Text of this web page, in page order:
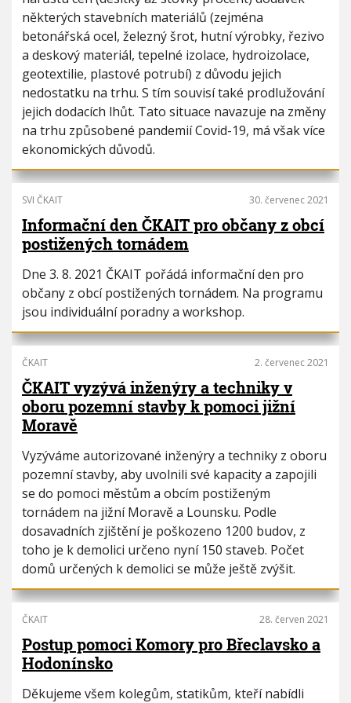
některých stavebních materiálů (zejména
betonářská ocel, železný šrot, hutní výrobky, řezivo
a deskový materiál, tepelné izolace, hydroizolace,
geotextilie, plastové potrubí) z důvodu jejich
nedostatku na trhu. S tím souvisí také prodlužování
jejich dodacích lhůt. Tato situace navazuje na změny
na trhu způsobené pandemií Covid-19, má však více
ekonomických důvodů.
SVI ČKAIT 30. červenec 2021
Informační den ČKAIT pro občany z obcí
postižených tornádem
Dne 3. 8. 2021 ČKAIT pořádá informační den pro
občany z obcí postižených tornádem. Na programu
jsou individuální poradny a workshop.
ČKAIT 2. červenec 2021
ČKAIT vyzývá inženýry a techniky v
oboru pozemní stavby k pomoci jižní
Moravě
Vyzýváme autorizované inženýry a techniky z oboru
pozemní stavby, aby uvolnili své kapacity a zapojili
se do pomoci městům a obcím postiženým
tornádem na jižní Moravě a Lounsku. Podle
dosavadních zjištění je poškozeno 1200 budov, z
toho je k demolici určeno nyní 150 staveb. Počet
domů určených k demolici se může ještě zvýšit.
ČKAIT 28. červen 2021
Postup pomoci Komory pro Břeclavsko a
Hodonínsko
Děkujeme všem kolegům, statikům, kteří nabídli